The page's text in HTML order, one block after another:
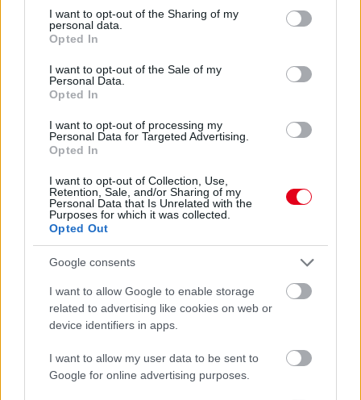
not limited to your visit or usage behaviour. You may click to
grant or deny consent to Google and its third-party tags to
use your data for below specified purposes in below Google
consent section.
I want to opt-out of the Sharing of my
personal data.
Opted In
I want to opt-out of the Sale of my
Personal Data.
Opted In
I want to opt-out of processing my
Personal Data for Targeted Advertising.
Opted In
I want to opt-out of Collection, Use,
Retention, Sale, and/or Sharing of my
Personal Data that Is Unrelated with the
Purposes for which it was collected.
Opted Out
Google consents
I want to allow Google to enable storage
related to advertising like cookies on web or
device identifiers in apps.
I want to allow my user data to be sent to
Google for online advertising purposes.
Domenicali: Több sprint lesz az F1-ben – de nem